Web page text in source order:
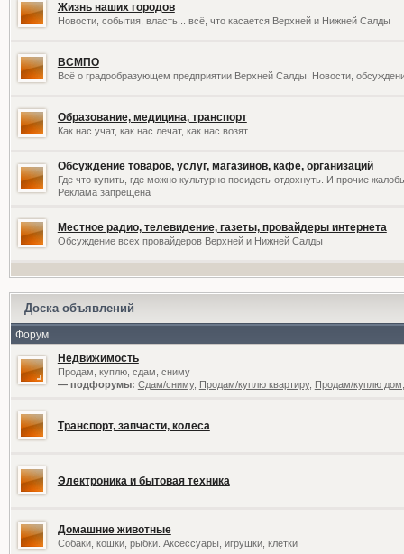
Жизнь наших городов
Новости, события, власть... всё, что касается Верхней и Нижней Салды
ВСМПО
Всё о градообразующем предприятии Верхней Салды. Новости,
Образование, медицина, транспорт
Как нас учат, как нас лечат, как нас возят
Обсуждение товаров, услуг, магазинов, кафе, организаций
Где что купить, где можно культурно посидеть-отдохнуть. И прочие
Реклама запрещена
Местное радио, телевидение, газеты, провайдеры интернета
Обсуждение всех провайдеров Верхней и Нижней Салды
Доска объявлений
Форум
Недвижимость
Продам, куплю, сдам, сниму
— подфорумы: Сдам/сниму, Продам/куплю квартиру, Продам/куплю
Транспорт, запчасти, колеса
Электроника и бытовая техника
Домашние животные
Собаки, кошки, рыбки. Аксессуары, игрушки, клетки